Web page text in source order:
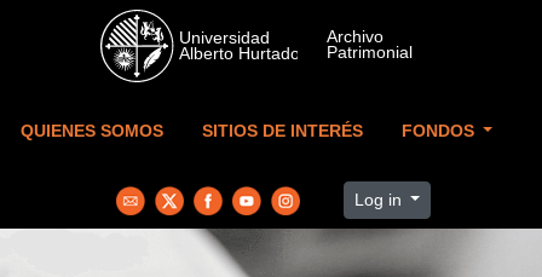
Skip to main content
QUIENES SOMOS SITIOS DE INTERÉS FONDOS
Log in